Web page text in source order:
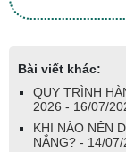
Bài viết khác:
QUY TRÌNH
2026 - 16/07/
KHI NÀO NÊN
NẮNG? - 14/07/